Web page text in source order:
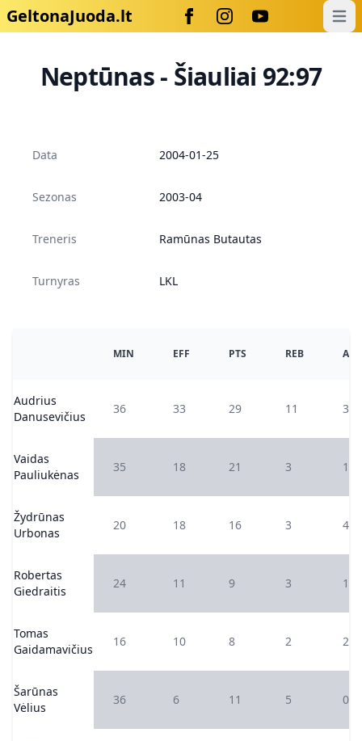
GeltonaJuoda.lt
Neptūnas - Šiauliai 92:97
Data 2004-01-25
Sezonas 2003-04
Treneris Ramūnas Butautas
Turnyras LKL
MIN EFF PTS REB AS
Audrius
Danusevičius
36 33 29 11 3
Vaidas
Pauliukėnas
35 18 21 3 1
Žydrūnas
Urbonas
20 18 16 3 4
Robertas
Giedraitis
24 11 9 3 1
Tomas
Gaidamavičius
16 10 8 2 2
Šarūnas
Vėlius
36 6 11 5 0